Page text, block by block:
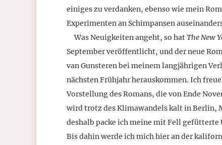
einiges zu verdanken, ebenso wie mein
Experimenten an Schimpansen
Was Neuigkeiten angeht, so hatThe New
September veröffentlicht, und der neue
van Gunsteren bei meinem langjährigen
nächsten Frühjahr herauskommen. Ich
Vorstellung des Romans, die von Ende
wird trotz des Klimawandels kalt in Berlin,
deshalb packe ich meine mit Fell gefütterte
Bis dahin werde ich mich hier an der